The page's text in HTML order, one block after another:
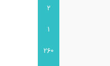
2
1
260